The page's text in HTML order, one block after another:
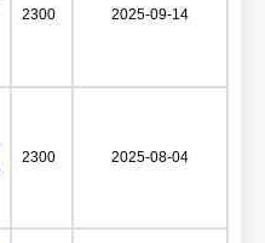
2300 2025-09-14
2300 2025-08-04